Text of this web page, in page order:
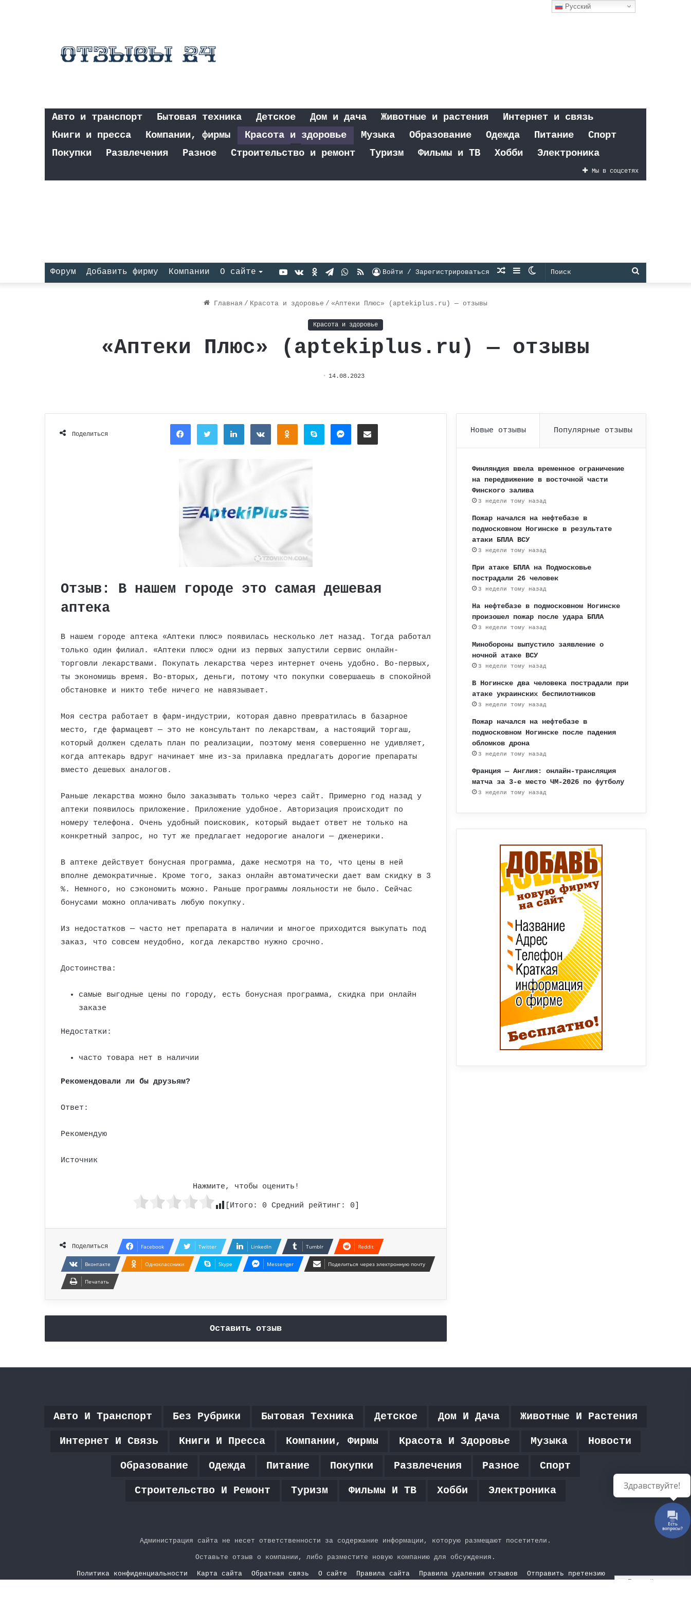
Авто и транспорт Бытовая техника Детское Дом и дача Животные и растения
Интернет и связь
Книги и пресса
Компании, фирмы Красота и здоровье Музыка Образование Одежда Питание
Спорт
Покупки
Развлечения Разное Строительство и ремонт Туризм Фильмы и ТВ Хобби Электроника
Мы в соцсетях
Форум Добавить фирму Компании О сайте Поиск
Switch
Sidebar
Случайная
Войти / Зарегистрироваться
RSS
WhatsApp
Telegram
Одноклассники
vk.com
YouTube
Главная / Красота и здоровье / «Аптеки Плюс» (aptekiplus.ru) — отзывы
Красота и здоровье
«Аптеки Плюс» (aptekiplus.ru) — отзывы
14.08.2023
Поделиться
FacebookTwitterLinkedInВконтактеОдноклассники
Skype MessengerПоделиться через электронную почту
Отзыв: В нашем городе это самая дешевая
аптека
В нашем городе аптека «Аптеки плюс» появилась несколько лет назад. Тогда работал
только один филиал. «Аптеки плюс» одни из первых запустили сервис онлайн-
торговли лекарствами. Покупать лекарства через интернет очень удобно. Во-первых,
ты экономишь время. Во-вторых, деньги, потому что покупки совершаешь в спокойной
обстановке и никто тебе ничего не навязывает.
Моя сестра работает в фарм-индустрии, которая давно превратилась в базарное
место, где фармацевт — это не консультант по лекарствам, а настоящий торгаш,
который должен сделать план по реализации, поэтому меня совершенно не удивляет,
когда аптекарь вдруг начинает мне из-за прилавка предлагать дорогие препараты
вместо дешевых аналогов.
Раньше лекарства можно было заказывать только через сайт. Примерно год назад у
аптеки появилось приложение. Приложение удобное. Авторизация происходит по
номеру телефона. Очень удобный поисковик, который выдает ответ не только на
конкретный запрос, но тут же предлагает недорогие аналоги — дженерики.
В аптеке действует бонусная программа, даже несмотря на то, что цены в ней
вполне демократичные. Кроме того, заказ онлайн автоматически дает вам скидку в 3
%. Немного, но сэкономить можно. Раньше программы лояльности не было. Сейчас
бонусами можно оплачивать любую покупку.
Из недостатков — часто нет препарата в наличии и многое приходится выкупать под
заказ, что совсем неудобно, когда лекарство нужно срочно.
Достоинства:
самые выгодные цены по городу, есть бонусная программа, скидка при онлайн
заказе
Недостатки:
часто товара нет в наличии
Рекомендовали ли бы друзьям?
Ответ:
Рекомендую
Источник
Нажмите, чтобы оценить!
[Итого: 0 Средний рейтинг: 0
Поделиться Facebook Twitter LinkedIn Tumblr Reddit
Вконтакте Одноклассники Skype Messenger Поделиться через электронную почту
Печатать
Оставить отзыв
Новые отзывы Популярные отзывы
Финляндия ввела временное ограничение
на передвижение в восточной части
Финского залива
3 недели тому назад
Пожар начался на нефтебазе в
подмосковном Ногинске в результате
атаки БПЛА ВСУ
3 недели тому назад
При атаке БПЛА на Подмосковье
пострадали 26 человек
3 недели тому назад
На нефтебазе в подмосковном Ногинске
произошел пожар после удара БПЛА
3 недели тому назад
Минобороны выпустило заявление о
ночной атаке ВСУ
3 недели тому назад
В Ногинске два человека пострадали при
атаке украинских беспилотников
3 недели тому назад
Пожар начался на нефтебазе в
подмосковном Ногинске после падения
обломков дрона
3 недели тому назад
Франция — Англия: онлайн-трансляция
матча за 3-е место ЧМ-2026 по футболу
3 недели тому назад
Авто И Транспорт Без Рубрики Бытовая Техника Детское Дом И Дача Животные И Растения
Интернет И Связь Книги И Пресса Компании, Фирмы Красота И Здоровье Музыка Новости
Образование Одежда Питание Покупки Развлечения Разное Спорт
Строительство И Ремонт Туризм Фильмы И ТВ Хобби Электроника
Администрация сайта не несет ответственности за содержание информации, которую размещают посетители.
Оставьте отзыв о компании, либо разместите новую компанию для обсуждения.
Политика конфиденциальности Карта сайта Обратная связь О сайте Правила сайта Правила удаления отзывов
Отправить претензию
Русский
Русский
Есть
вопросы?
Здравствуйте!